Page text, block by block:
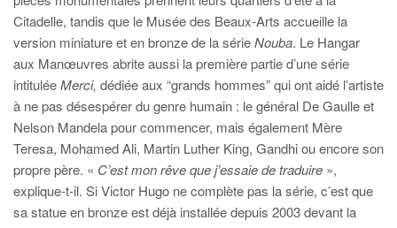
Citadelle, tandis que le Musée des Beaux-Arts accueille la
version miniature et en bronze de la sérieNouba. Le Hangar
aux Manœuvres abrite aussi la première partie d’une série
intituléeMerci, dédiée aux “grands hommes” qui ont aidé l’artiste
à ne pas désespérer du genre humain : le général De Gaulle et
Nelson Mandela pour commencer, mais également Mère
Teresa, Mohamed Ali, Martin Luther King, Gandhi ou encore son
propre père. « C’est mon rêve que j’essaie de traduire »,
explique-t-il. Si Victor Hugo ne complète pas la série, c’est que
sa statue en bronze est déjà installée depuis 2003 devant la